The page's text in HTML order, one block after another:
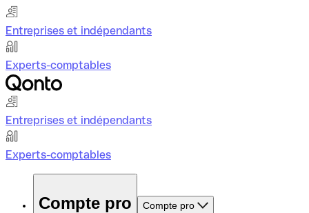
Entreprises et indépendants
Experts-comptables
Entreprises et indépendants
Experts-comptables
Compte pro Compte pro